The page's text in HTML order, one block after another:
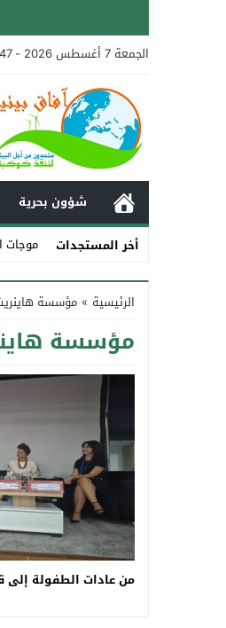
الجمعة 7 أغسطس 2026 - 10:47 صباحًا
شؤون بحرية
أخر المستجدات
موجات
Stop
Next
الرئيسية » مؤسسة
مؤسسة
من عادات الطفولة إلى